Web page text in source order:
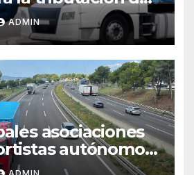
2026
ADMIN
asociaciones
autónomos